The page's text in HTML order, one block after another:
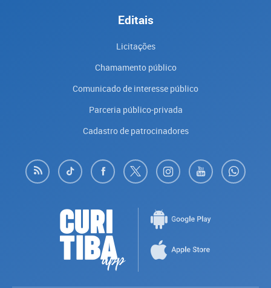
Editais
Licitações
Chamamento público
Comunicado de interesse público
Parceria público-privada
Cadastro de patrocinadores